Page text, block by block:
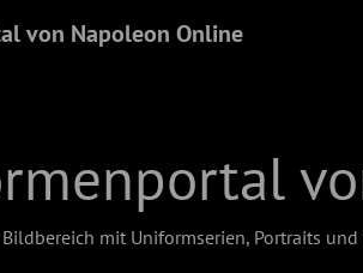
von Napoleon Online
mit Uniformserien, Portraits